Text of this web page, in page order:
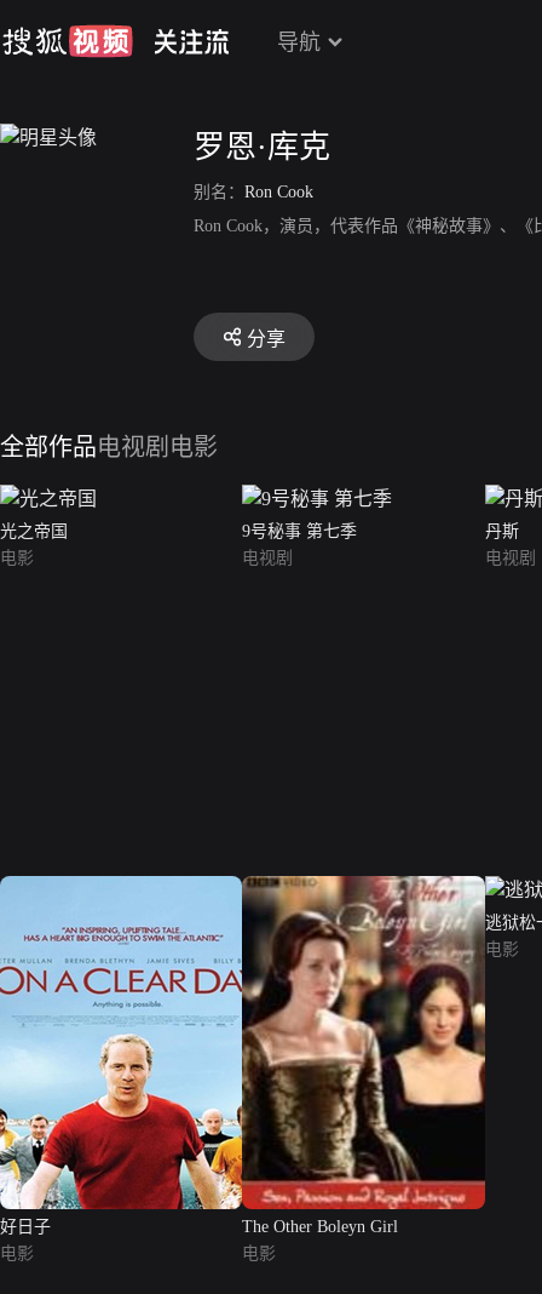
导航
罗恩·库克
别名： Ron Cook
Ron Cook，演员，代表作品《神秘故事》、
分享
全部作品电视剧 电影
光之帝国
电影
9号秘事 第七季
电视剧
丹斯
电视剧
好日子
电影
The Other Boleyn Girl
电影
逃狱松
电影